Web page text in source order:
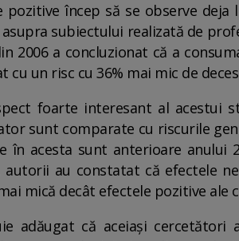
pozitive încep să se observe deja
subiectului realizată de
2006 a concluzionat că a
cu un risc cu 36% mai mic de
foarte interesant al acestui
sunt comparate cu riscurile
în acesta sunt anterioare
autorii au constatat că efectele
mică decât efectele pozitive ale
adăugat că aceiași